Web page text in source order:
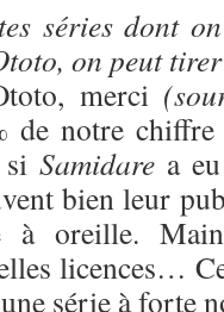
séries dont
on peut
merci
de notre chiffre
Samidarea eu
bien leur
à oreille.
licences…
série à forte